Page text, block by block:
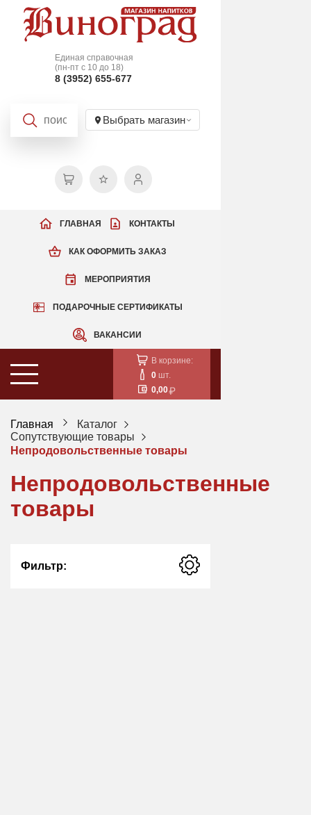
Единая справочная
(пн-пт с 10 до 18)
8 (3952) 655-677
Выбрать магазин
КАК ОФОРМИТЬ ЗАКАЗ
МЕРОПРИЯТИЯ
ПОДАРОЧНЫЕ СЕРТИФИКАТЫ
ВАКАНСИИ
ГЛАВНАЯ КОНТАКТЫ
В корзине:
0 шт.
0,00
Главная
Каталог
Сопутствующие товары
Непродовольственные товары
Непродовольственные
товары
Фильтр: